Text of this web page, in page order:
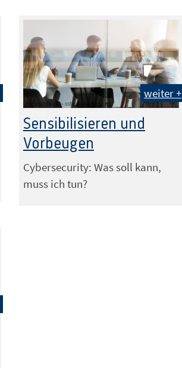
Foto: sdecoret - sstock.adobe.com
weiter +
Sensibilisieren und
Vorbeugen
Cybersecurity: Was soll kann,
muss ich tun?